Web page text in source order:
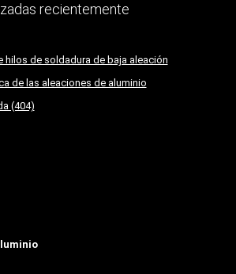
recientemente
hilos de soldadura de baja aleación
de las aleaciones de aluminio
(404)